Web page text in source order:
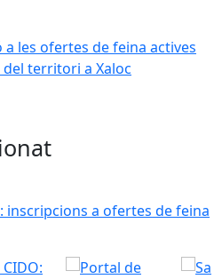
les ofertes de feina actives
territori a Xaloc
inscripcions a ofertes de feina
CIDO: